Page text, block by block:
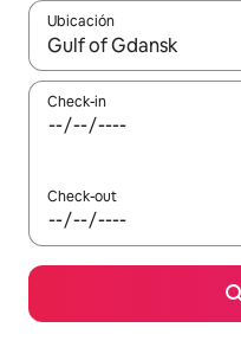
Ubicación
Cuando los resultados
Check-in
Check-out